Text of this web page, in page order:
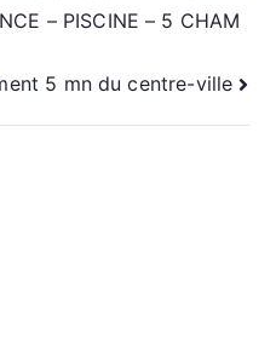
– PISCINE – 5 CHAM
5 mn du centre-ville